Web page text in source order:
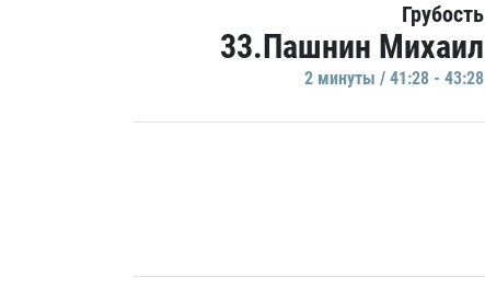
Грубость
33.Пашнин Михаил
2 минуты / 41:28 - 43:28